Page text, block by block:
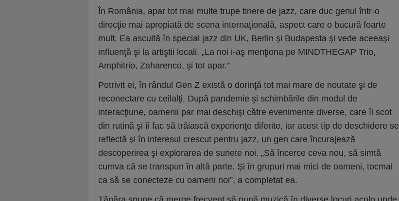
În România, apar tot mai multe trupe tinere de jazz, care duc genul într-o
direcţie mai apropiată de scena internaţională, aspect care o bucură foarte
mult. Ea ascultă în special jazz din UK, Berlin şi Budapesta şi vede aceeaşi
influenţă şi la artiştii locali. „La noi i-aş menţiona pe MINDTHEGAP Trio,
Amphitrio, Zaharenco, şi tot apar.”
Potrivit ei, în rândul Gen Z există o dorinţă tot mai mare de noutate şi de
reconectare cu ceilalţi. După pandemie şi schimbările din modul de
interacţiune, oamenii par mai deschişi către evenimente diverse, care îi scot
din rutină şi îi fac să trăiască experienţe diferite, iar acest tip de deschidere se
reflectă şi în interesul crescut pentru jazz, un gen care încurajează
descoperirea şi explorarea de sunete noi. „Să încerce ceva nou, să simtă
cumva că se transpun în altă parte. Şi în grupuri mai mici de oameni, tocmai
ca să se conecteze cu oameni noi”, a completat ea.